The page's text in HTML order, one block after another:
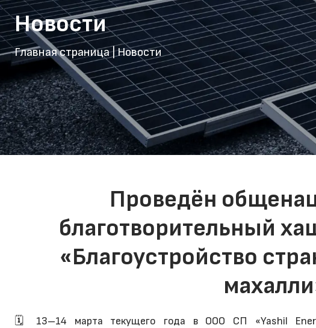
Новости
Главная страница|Новости
Проведён
благотворительный
«Благоустройство
🗓 13–14 марта текущего года в ООО СП «Yashil